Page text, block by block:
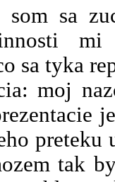
sa
sa tyka
moj
preteku
tak